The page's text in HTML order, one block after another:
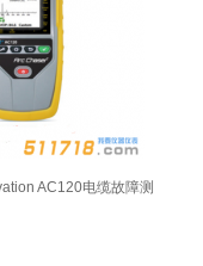
AC120电缆故障测